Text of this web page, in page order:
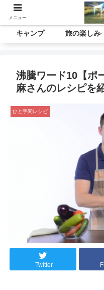
キャンプ 旅の楽しみ
沸騰ワード10【ポ
麻さんのレシピを
ひと手間レシピ
Twitter
メニュー